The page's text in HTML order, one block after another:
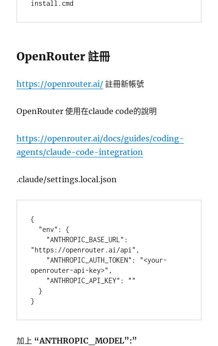
install . cmd
OpenRouter 註冊
https://openrouter.ai/ 註冊新帳號
OpenRouter 使用在claude code的說明
https://openrouter.ai/docs/guides/coding-
agents/claude-code-integration
.claude/settings.local.json
{
  "env": {
"https://openrouter.ai/api",
openrouter-api-key>",
"ANTHROPIC_API_KEY": ""
  }
}
加上 “ANTHROPIC_MODEL”:”